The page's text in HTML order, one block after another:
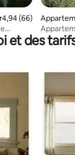
: 4,9 sur 5
moyenne
4,94 (66)
et des